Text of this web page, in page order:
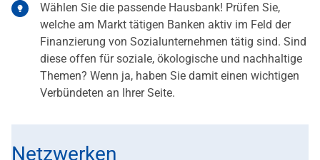
Wählen Sie die passende Hausbank! Prüfen Sie,
welche am Markt tätigen Banken aktiv im Feld der
Finanzierung von Sozialunternehmen tätig sind. Sind
diese offen für soziale, ökologische und nachhaltige
Themen? Wenn ja, haben Sie damit einen wichtigen
Verbündeten an Ihrer Seite.
Netzwerken